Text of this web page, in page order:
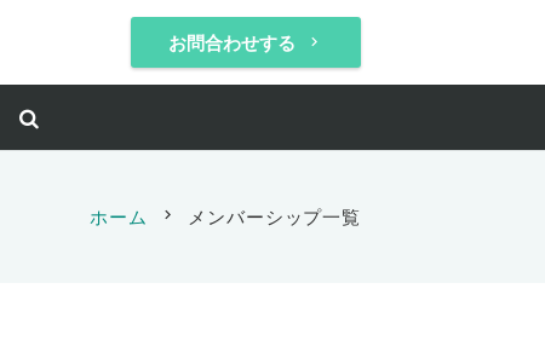
お問合わせする keyboard_arrow_right
ホーム chevron_right メンバーシップ一覧